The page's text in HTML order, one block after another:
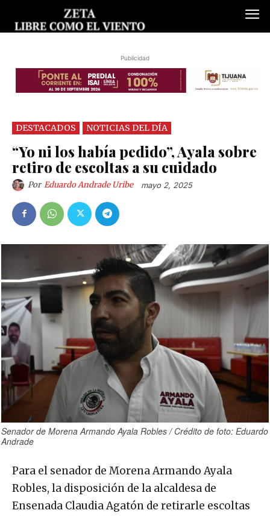
Publicidad
DESTACADOS NOTICIAS DEL DÍA
“Yo ni los había pedido”, Ayala sobre
retiro de escoltas a su cuidado
Por Eduardo Andrade Uribe mayo 2, 2025
Senador de Morena Armando Ayala Robles / Crédito de foto: Eduardo
Andrade
Para el senador de Morena Armando Ayala
Robles, la disposición de la alcaldesa de
Ensenada Claudia Agatón de retirarle escoltas